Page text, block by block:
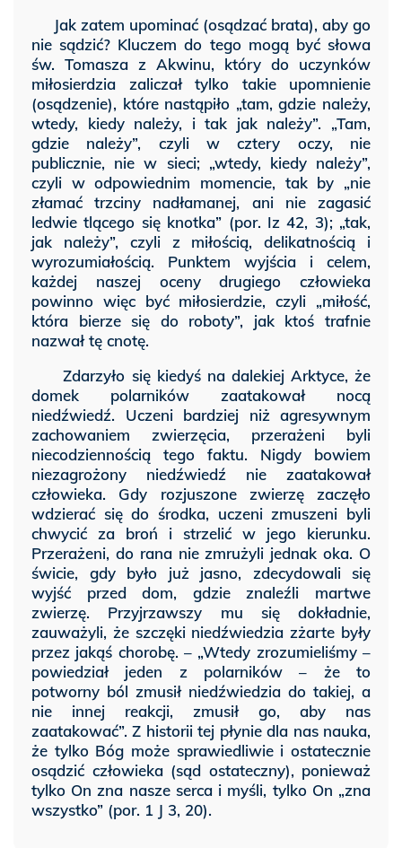
Jak zatem upominać (osądzać brata), aby go
nie sądzić? Kluczem do tego mogą być słowa
św. Tomasza z Akwinu, który do uczynków
miłosierdzia zaliczał tylko takie upomnienie
(osądzenie), które nastąpiło „tam, gdzie należy,
wtedy, kiedy należy, i tak jak należy”. „Tam,
gdzie należy”, czyli w cztery oczy, nie
publicznie, nie w sieci; „wtedy, kiedy należy”,
czyli w odpowiednim momencie, tak by „nie
złamać trzciny nadłamanej, ani nie zagasić
ledwie tlącego się knotka” (por. Iz 42, 3); „tak,
jak należy”, czyli z miłością, delikatnością i
wyrozumiałością. Punktem wyjścia i celem,
każdej naszej oceny drugiego człowieka
powinno więc być miłosierdzie, czyli „miłość,
która bierze się do roboty”, jak ktoś trafnie
nazwał tę cnotę.
Zdarzyło się kiedyś na dalekiej Arktyce, że
domek polarników zaatakował nocą
niedźwiedź. Uczeni bardziej niż agresywnym
zachowaniem zwierzęcia, przerażeni byli
niecodziennością tego faktu. Nigdy bowiem
niezagrożony niedźwiedź nie zaatakował
człowieka. Gdy rozjuszone zwierzę zaczęło
wdzierać się do środka, uczeni zmuszeni byli
chwycić za broń i strzelić w jego kierunku.
Przerażeni, do rana nie zmrużyli jednak oka. O
świcie, gdy było już jasno, zdecydowali się
wyjść przed dom, gdzie znaleźli martwe
zwierzę. Przyjrzawszy mu się dokładnie,
zauważyli, że szczęki niedźwiedzia zżarte były
przez jakąś chorobę. – „Wtedy zrozumieliśmy –
powiedział jeden z polarników – że to
potworny ból zmusił niedźwiedzia do takiej, a
nie innej reakcji, zmusił go, aby nas
zaatakować”. Z historii tej płynie dla nas nauka,
że tylko Bóg może sprawiedliwie i ostatecznie
osądzić człowieka (sąd ostateczny), ponieważ
tylko On zna nasze serca i myśli, tylko On „zna
wszystko” (por. 1 J 3, 20).